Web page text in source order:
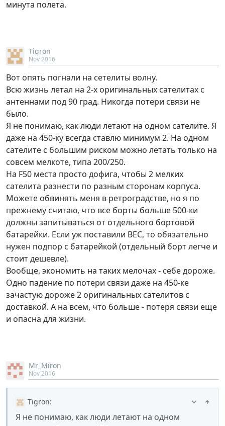
минута полета.
Tigron
Nov 2016
Вот опять погнали на сетелиты волну.
Всю жизнь летал на 2-х оригинальных сателитах с
антеннами под 90 град. Никогда потери связи не
было.
Я не понимаю, как люди летают на одном сателите. Я
даже на 450-ку всегда ставлю минимум 2. На одном
сателите с большим риском можно летать только на
совсем мелкоте, типа 200/250.
На F50 места просто дофига, чтобы 2 мелких
сателита разнести по разным сторонам корпуса.
Можете обвинять меня в ретроградстве, но я по
прежнему считаю, что все борты больше 500-ки
должны запитываться от отдельного бортовой
батарейки. Если уж поставили BEC, то обязательно
нужен подпор с батарейкой (отдельный борт легче и
стоит дешевле).
Вообще, экономить на таких мелочах - себе дороже.
Одно падение по потери связи даже на 450-ке
зачастую дороже 2 оригинальных сателитов с
доставкой. А на всем, что больше - потеря связи еще
и опасна для жизни.
Mr_Miron
Nov 2016
Tigron:
Я не понимаю, как люди летают на одном